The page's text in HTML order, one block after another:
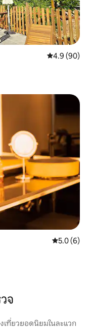
คะแนนเฉลี่ย
4.9 (90)
คะแนนเฉลี่
5.0 (6)
จ
เที่ยวยอดนิยมในละแวก